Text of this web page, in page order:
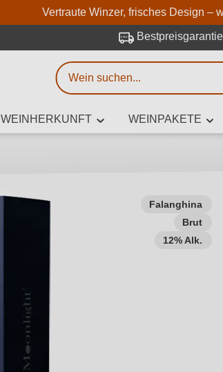
Vertraute Winzer, frisches Design –
WEINHERKUNFT WEINPAKETE
Falanghina
Brut
12% Alk.
Weinsuche
Mindestens 3 Zeichen eingeben
Beschreiben Sie, welchen Wein Sie
Rebsorte, Region,